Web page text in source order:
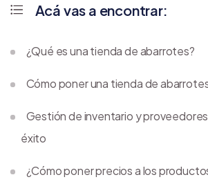
Acá vas a encontrar:
¿Qué es una tienda de abarrotes?
Cómo poner una tienda de
Gestión de inventario y
éxito
¿Cómo poner precios a los